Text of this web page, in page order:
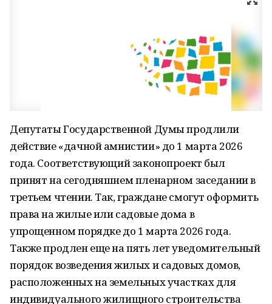
Депутаты Государственной Думы продлили
действие «дачной амнистии» до 1 марта 2026
года. Соответствующий законопроект был
принят на сегодняшнем пленарном заседании в
третьем чтении. Так, граждане смогут оформить
права на жилые или садовые дома в
упрощенном порядке до 1 марта 2026 года.
Также продлен еще на пять лет уведомительный
порядок возведения жилых и садовых домов,
расположенных на земельных участках для
индивидуального жилищного строительства